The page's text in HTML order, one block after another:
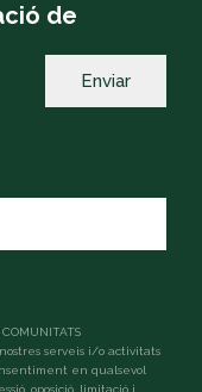
de
COMUNITATS
serveis i/o activitats
en qualsevol